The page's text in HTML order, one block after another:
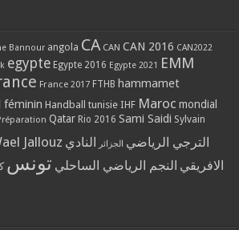
Bannour angola CA CAN CAN 2016 CAN2022
egypte Egypte 2016 Egypte 2021 EMM
France 2017 FTHB hammamet
féminin Handball tunisie IHF Maroc mondial
Qatar Rio 2016 Sami Saidi Sylvain
Jallouz الترجي الرياضي الجزائر النادي
الافريقي النجم الرياضي الساحلي تونس